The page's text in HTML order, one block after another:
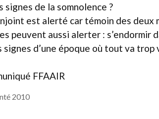
signes de la somnolence ?
est alerté car témoin des
peuvent aussi alerter :
signes d’une époque où tout va trop
FFAAIR
2010